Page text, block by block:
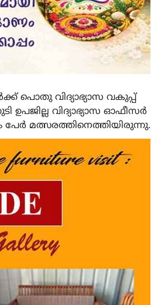
പൊതു വിദ്യാഭ്യാസ വകുപ്പ്
വിദ്യാഭ്യാസ ഓഫീസർ
മത്സരത്തിനെത്തിയിരുന്നു.